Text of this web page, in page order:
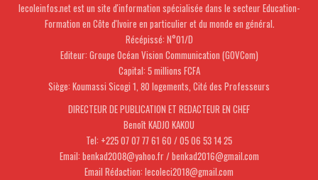
lecoleinfos.net est un site d'information spécialisée dans le secteur Education-
Formation en Côte d'Ivoire en particulier et du monde en général.
Récépissé: N°01/D
Editeur: Groupe Océan Vision Communication (GOVCom)
Capital: 5 millions FCFA
Siège: Koumassi Sicogi 1, 80 logements, Cité des Professeurs
DIRECTEUR DE PUBLICATION ET REDACTEUR EN CHEF
Benoît KADJO KAKOU
Tel: +225 07 07 77 61 60 / 05 06 53 14 25
Email: benkad2008@yahoo.fr / benkad2016@gmail.com
Email Rédaction: lecoleci2018@gmail.com